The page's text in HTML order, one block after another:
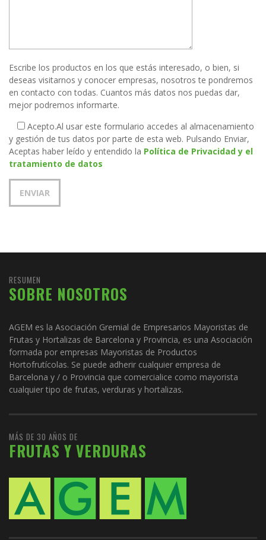
Escribe los productos en los que estás interesado, o bien, si
deseas visitarnos y conocer empresas, nosotros te pondremos
en contacto con todas. Cuantos más datos nos puedas dar,
mejor podremos informarte.
Acepto.Al usar este formulario accedes al almacenamiento
y gestión de tus datos por parte de esta web. Pulsando Enviar,
Aceptas haber leído y entendido la Política de Privacidad y el
tratamiento de datos
RESUMEN
SOBRE NOSOTROS
AGEM es la Asociación Gremial de Empresarios Mayoristas de
Frutas y Hortalizas de Barcelona y Provincia, es una Asociación
formada por empresas Mayoristas de Productos
Hortofrutícolas. Se puede adherir cualquier empresa de
Barcelona y / o Provincia que comercialice como mayorista
cualquier tipo de frutas, verduras y hortalizas.
MÁS DE 30 AÑOS DE
FRUTAS Y VERDURAS